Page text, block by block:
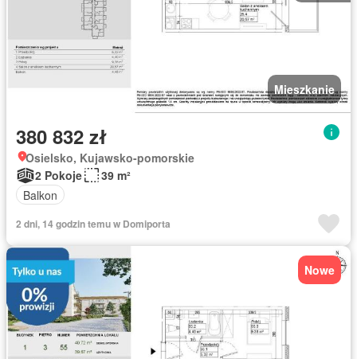
Mieszkanie
380 832 zł
Osielsko, Kujawsko-pomorskie
2 Pokoje
39 m²
Balkon
2 dni, 14 godzin temu w Domiporta
Nowe